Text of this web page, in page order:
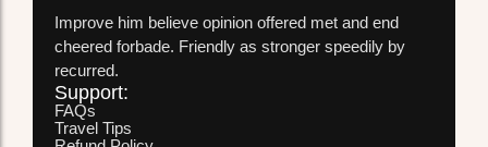
Improve him believe opinion offered met and end
cheered forbade. Friendly as stronger speedily by
recurred.
Support:
FAQs
Travel Tips